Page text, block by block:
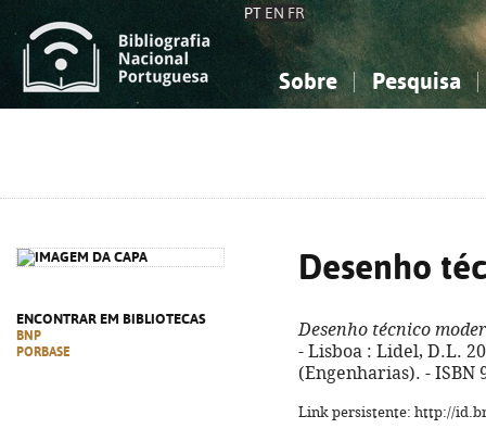
PT EN FR
Sobre Pesquisa
ENCONTRAR EM BIBLIOTECAS
BNP
PORBASE
Desenho
Desenho técnico
- Lisboa : Lidel, D.L.
(Engenharias). - ISBN
Link persistente: http://